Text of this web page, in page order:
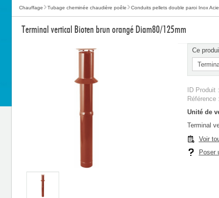
Chauffage Tubage cheminée chaudière poêle Conduits pellets double paroi Inox
Terminal vertical Bioten brun orangé Diam80/125mm
Ce
ID Produit
Unité de
Terminal
Voir
Poser